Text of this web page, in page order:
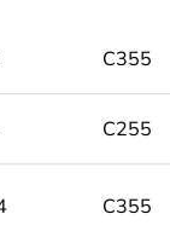
С355
С255
С355